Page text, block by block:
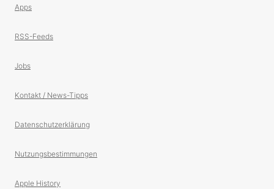
Apps
RSS-Feeds
Jobs
Kontakt / News-Tipps
Datenschutzerklärung
Nutzungsbestimmungen
Apple History